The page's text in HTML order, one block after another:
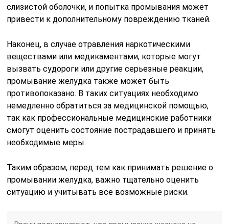
слизистой оболочки, и попытка промывания может
привести к дополнительному повреждению тканей.
Наконец, в случае отравления наркотическими
веществами или медикаментами, которые могут
вызвать судороги или другие серьезные реакции,
промывание желудка также может быть
противопоказано. В таких ситуациях необходимо
немедленно обратиться за медицинской помощью,
так как профессиональные медицинские работники
смогут оценить состояние пострадавшего и принять
необходимые меры.
Таким образом, перед тем как принимать решение о
промывании желудка, важно тщательно оценить
ситуацию и учитывать все возможные риски.